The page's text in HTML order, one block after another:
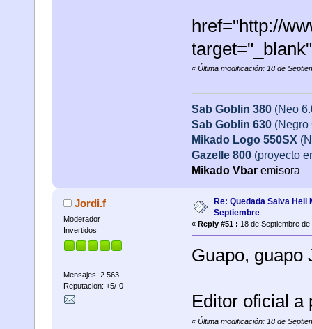
href="http://
« Última modificación: 18 de
Sab Goblin 380 (Neo
Sab Goblin 630 (Negro
Mikado Logo 550SX
Gazelle 800 (proyecto
Mikado Vbaremisora
Jordi.f
Moderador
Invertidos
Mensajes: 2.563
Reputacion: +5/-0
Re: Quedada Salva Heli
Septiembre
« Reply #51 : 18 de Septiembre
Guapo, guapo
Editor oficial a
« Última modificación: 18 de